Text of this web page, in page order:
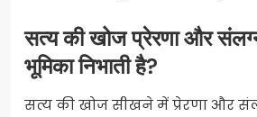
सत्य की खोज प्रेरणा और
भूमिका निभाती है?
सत्य की खोज सीखने में प्रेरणा और